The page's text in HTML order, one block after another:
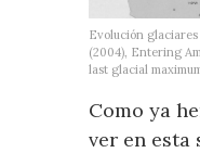
Evolución
(2004), Entering
last glacial
Como ya
ver en esta